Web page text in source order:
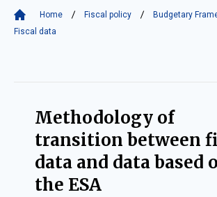
Home Fiscal policy
Budgetary
Fiscal data
data
Methodology of
transition between
data and data based
the ESA